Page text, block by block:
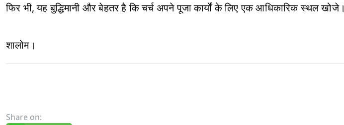
फिर भी, यह बुद्धिमानी और बेहतर है कि चर्च अपने पूजा कार्यों के लिए एक आधिकारिक स्थल खोजे।
शालोम।
Share on: